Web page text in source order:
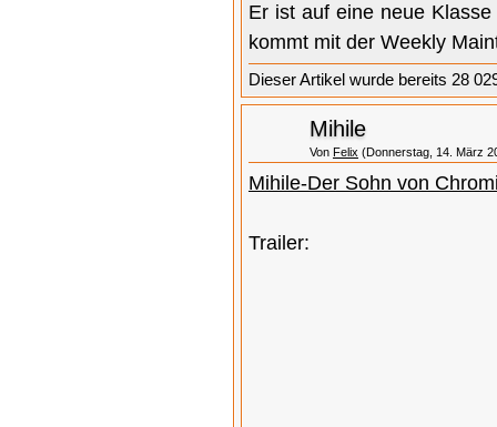
Er ist auf eine neue
kommt mit der Weekly
Dieser Artikel wurde bereits 28
Mihile
Von Felix (Donnerstag, 14. März
Mihile-Der Sohn von
Trailer: